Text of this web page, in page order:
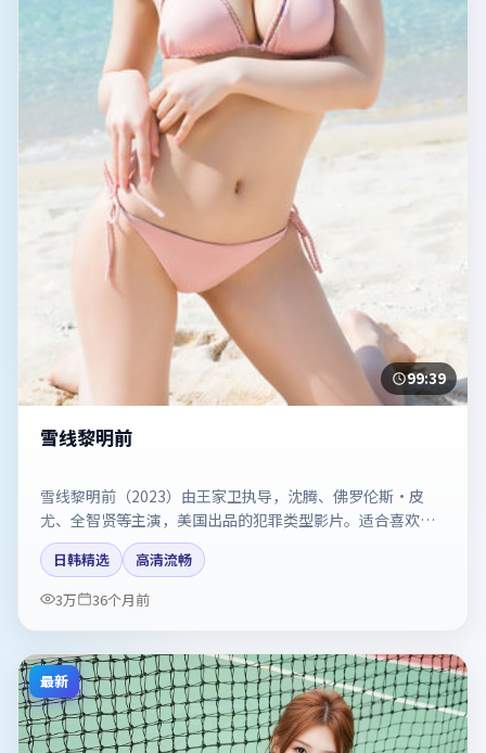
99:39
雪线黎明前
雪线黎明前（2023）由王家卫执导，沈腾、佛罗伦斯·皮
尤、全智贤等主演，美国出品的犯罪类型影片。适合喜欢强
情节与反转的观众。剧情简介与主创信息可供检索参考，上
映日期以片方资料为准。
日韩精选
高清流畅
3万
36个月前
最新